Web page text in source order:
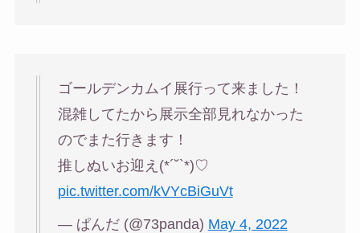
ゴールデンカムイ展行って来ました！
混雑してたから展示全部見れなかった
のでまた行きます！
推しぬいお迎え(*´˘`*)♡
pic.twitter.com/kVYcBiGuVt
— ぱんだ (@73panda) May 4, 2022